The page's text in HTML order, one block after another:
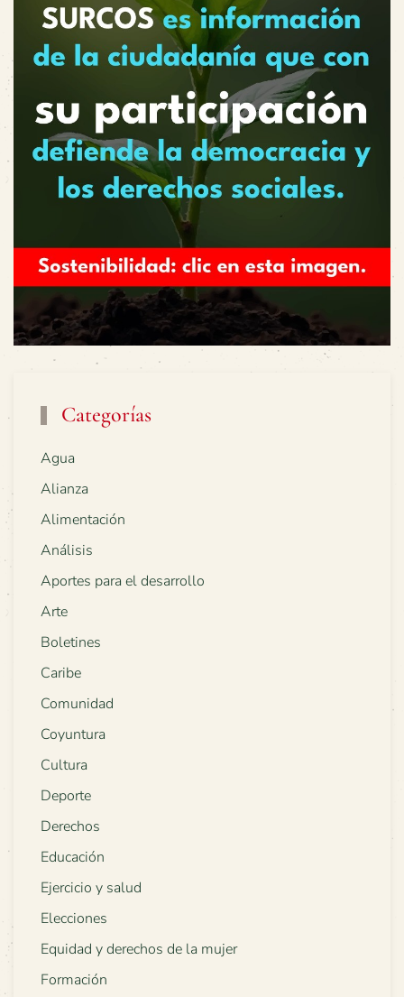
Categorías
Agua
Alianza
Alimentación
Análisis
Aportes para el desarrollo
Arte
Boletines
Caribe
Comunidad
Coyuntura
Cultura
Deporte
Derechos
Educación
Ejercicio y salud
Elecciones
Equidad y derechos de la mujer
Formación